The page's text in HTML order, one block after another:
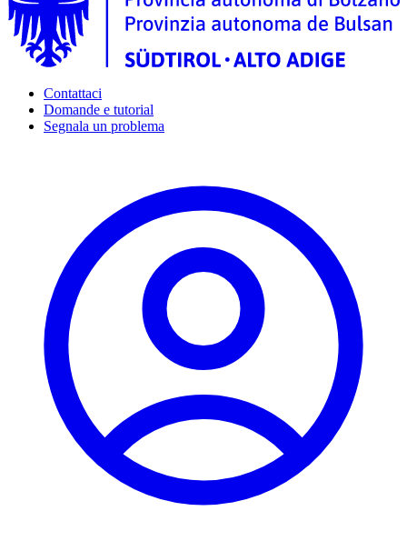
Contattaci
Domande e tutorial
Segnala un problema